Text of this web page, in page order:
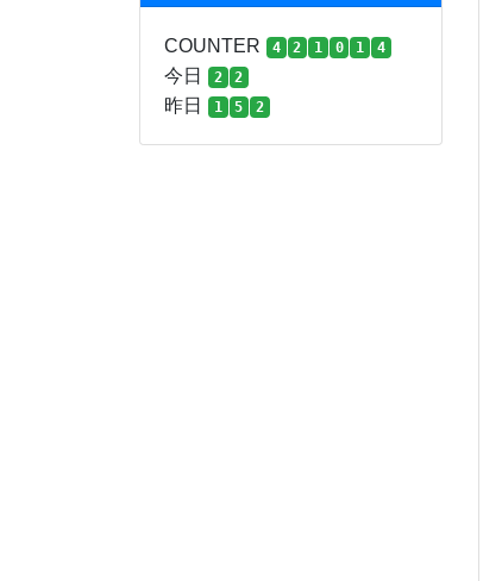
COUNTER 4 2 1 0 1 4
今日 2 2
昨日 1 5 2